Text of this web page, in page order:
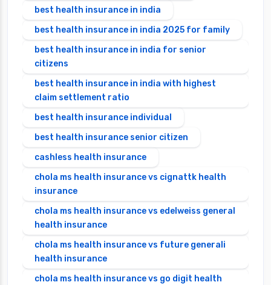
best health insurance in india
best health insurance in india 2025 for family
best health insurance in india for senior
citizens
best health insurance in india with highest
claim settlement ratio
best health insurance individual
best health insurance senior citizen
cashless health insurance
chola ms health insurance vs cignattk health
insurance
chola ms health insurance vs edelweiss general
health insurance
chola ms health insurance vs future generali
health insurance
chola ms health insurance vs go digit health